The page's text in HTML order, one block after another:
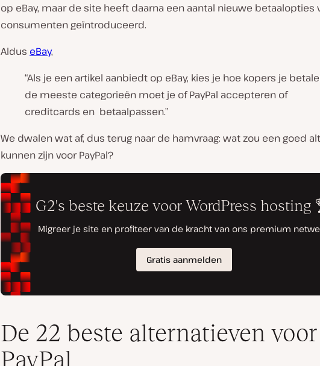
op eBay, maar de site heeft daarna een aantal nieuwe betaalopties
consumenten geïntroduceerd.
Aldus eBay,
“Als je een artikel aanbiedt op eBay, kies je hoe kopers je
de meeste categorieën moet je of PayPal accepteren of
creditcards en betaalpassen.”
We dwalen wat af, dus terug naar de hamvraag: wat zou een goed
kunnen zijn voor PayPal?
De 22 beste alternatieven voor
PayPal